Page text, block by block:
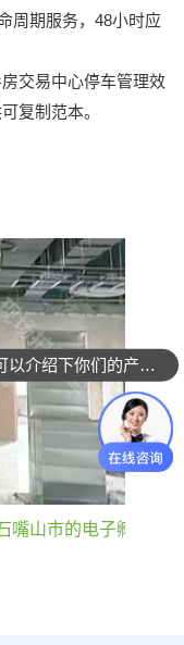
周期服务，48小时应
交易中心停车管理效
复制范本‌。
弱电工程项目案例:宁夏石嘴山市的电子孵化园
可以介绍下你们的产品么